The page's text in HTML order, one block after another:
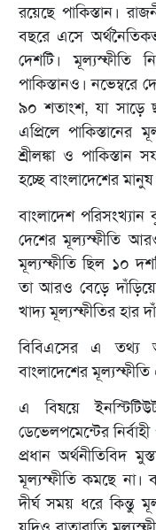
রয়েছে পাকিস্তান।
বছরে এসে
দেশটি। মূল্যস্ফীতি
পাকিস্তানও। নভেম্বরে
৯০ শতাংশ, যা সাড়ে
এপ্রিলে পাকিস্তানের
শ্রীলঙ্কা ও পাকিস্তান
হচ্ছে বাংলাদেশের
বাংলাদেশ
দেশের মূল্যস্ফীতি
মূল্যস্ফীতি ছিল ১০
তা আরও বেড়ে
খাদ্য মূল্যস্ফীতির হার
বিবিএসের এ তথ্য
বাংলাদেশের
এ বিষয়ে
ডেভেলপমেন্টের
প্রধান অর্থনীতিবিদ
মূল্যস্ফীতি কমছে না।
দীর্ঘ সময় ধরে কিন্তু